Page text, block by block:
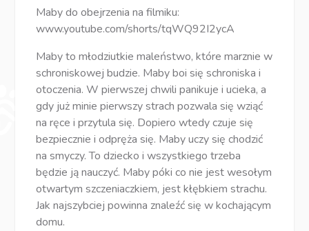
Maby do obejrzenia na filmiku:
www.youtube.com/shorts/tqWQ92I2ycA
Maby to młodziutkie maleństwo, które marznie w
schroniskowej budzie. Maby boi się schroniska i
otoczenia. W pierwszej chwili panikuje i ucieka, a
gdy już minie pierwszy strach pozwala się wziąć
na ręce i przytula się. Dopiero wtedy czuje się
bezpiecznie i odpręża się. Maby uczy się chodzić
na smyczy. To dziecko i wszystkiego trzeba
będzie ją nauczyć. Maby póki co nie jest wesołym
otwartym szczeniaczkiem, jest kłębkiem strachu.
Jak najszybciej powinna znaleźć się w kochającym
domu.